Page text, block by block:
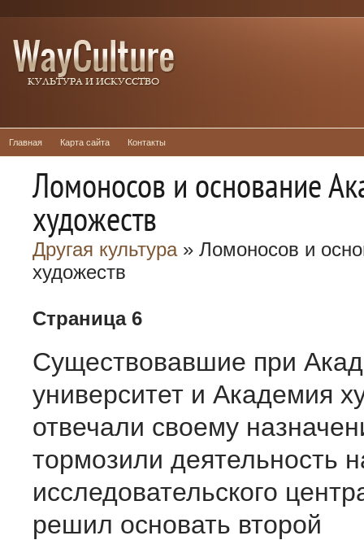
Главная Карта сайта Контакты
Ломоносов и основание
художеств
Другая культура» Ломоносов и
художеств
Страница 6
Существовавшие при
университет и Академия
отвечали своему
тормозили деятельность
исследовательского
решил основать второй